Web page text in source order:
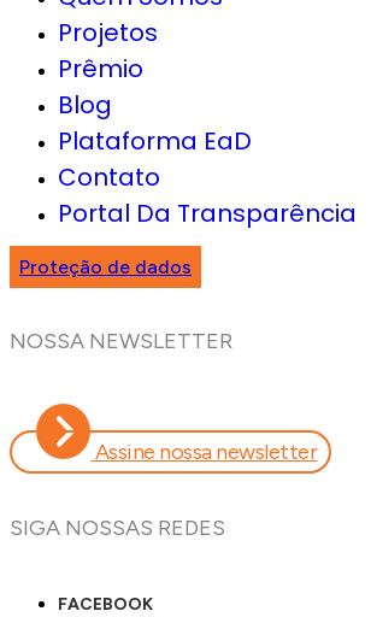
Projetos
Prêmio
Blog
Plataforma EaD
Contato
Portal Da Transparência
Proteção de dados
NOSSA NEWSLETTER
Assine nossa newsletter
SIGA NOSSAS REDES
FACEBOOK